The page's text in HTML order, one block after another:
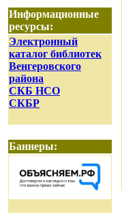
Информационные
ресурсы:
Электронный
каталог библиотек
Венгеровского
района
СКБ НСО
СКБР
Баннеры: